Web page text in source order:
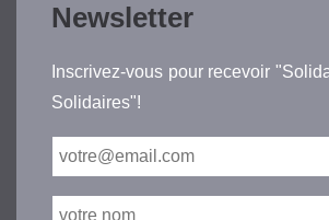
Newsletter
Inscrivez-vous pour recevoir
Solidaires"!